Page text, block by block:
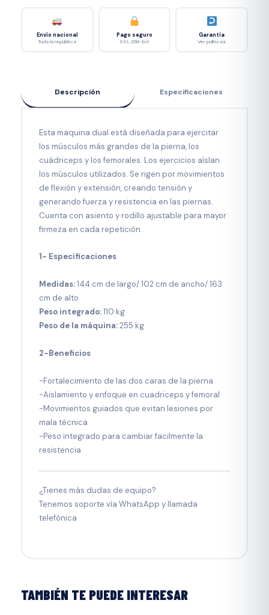
Envío nacional
Toda la república
Pago seguro
SSL 256-bit
Garantía
Ver políticas
Descripción Especificaciones
Esta maquina dual está diseñada para ejercitar
los músculos más grandes de la pierna, los
cuádriceps y los femorales. Los ejercicios aíslan
los músculos utilizados. Se rigen por movimientos
de flexión y extensión, creando tensión y
generando fuerza y resistencia en las piernas.
Cuenta con asiento y rodillo ajustable para mayor
firmeza en cada repetición.
1- Especificaciones
Medidas:144 cm de largo/ 102 cm de ancho/ 163
cm de alto
Peso integrado:110 kg
Peso de la máquina:255 kg
2-Beneficios
-Fortalecimiento de las dos caras de la pierna
-Aislamiento y enfoque en cuadriceps y femoral
-Movimientos guiados que evitan lesiones por
mala técnica
-Peso integrado para cambiar facilmente la
resistencia
¿Tienes más dudas de equipo?
Tenemos soporte vía WhatsApp y llamada
telefónica
TAMBIÉN TE PUEDE INTERESAR